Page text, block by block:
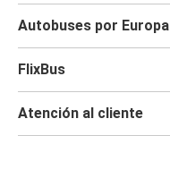
Autobuses por Europa
FlixBus
Atención al cliente